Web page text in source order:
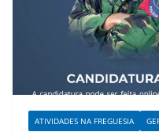
ATIVIDADES NA FREGUESIA